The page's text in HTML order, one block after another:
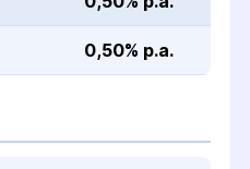
0,50% p.a.